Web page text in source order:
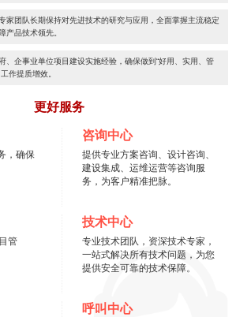
家团队长期保持对先进技术的研究与应用，全面掌握主流稳定
产品技术领先。
、企事业单位项目建设实施经验，确保做到“好用、实用、管
作提质增效。
更好服务
，确保
咨询中心
提供专业方案咨询、设计咨询、
建设集成、运维运营等咨询服
务，为客户精准把脉。
管
技术中心
专业技术团队，资深技术专家，
一站式解决所有技术问题，为您
提供安全可靠的技术保障。
呼叫中心